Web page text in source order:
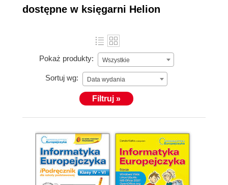
dostępne w księgarni Helion
Pokaż produkty: Wszystkie
Sortuj wg: Data wydania
Filtruj »